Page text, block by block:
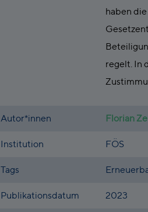
haben
regelt. In
Autor*innen Florian
Institution FÖS
Tags
Publikationsdatum 2023